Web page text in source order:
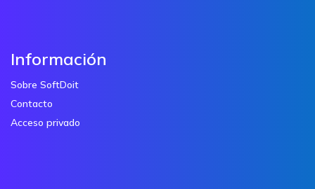
Información
Sobre SoftDoit
Contacto
Acceso privado